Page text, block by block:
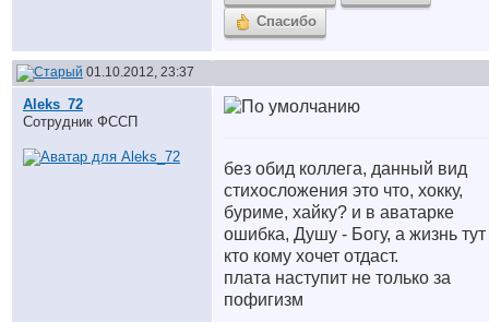
Спасибо
01.10.2012, 23:37
Aleks_72
Сотрудник ФССП
без обид коллега, данный вид
стихосложения это что, хокку,
буриме, хайку? и в аватарке
ошибка, Душу - Богу, а жизнь
кто кому хочет отдаст.
плата наступит не только за
пофигизм